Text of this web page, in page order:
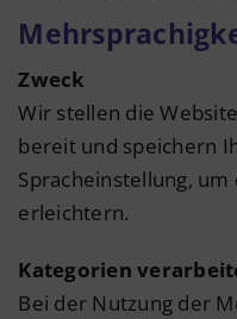
Zweck
Wir stellen die
bereit und speichern
Spracheinstellung,
erleichtern.
Kategorien
Bei der Nutzung der